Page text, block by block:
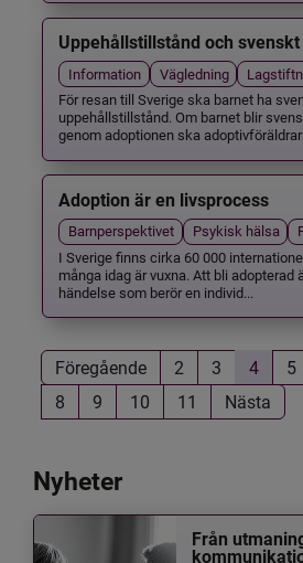
Uppehållstillstånd och
Information Vägledning
För resan till Sverige ska barnet ha
uppehållstillstånd. Om barnet blir
genom adoptionen ska
Adoption är en livsprocess
Barnperspektivet Psykisk hälsa
I Sverige finns cirka 60 000
många idag är vuxna. Att bli adopterad
händelse som berör en individ...
Föregående 2 3 4 5
8
9 10 11 Nästa
Nyheter
Från